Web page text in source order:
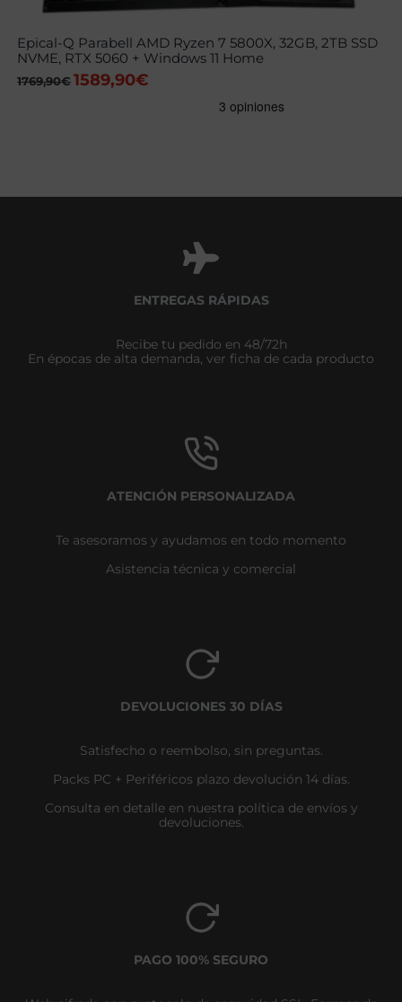
Epical-Q Parabell AMD Ryzen 7 5800X, 32GB, 2TB SSD
NVME, RTX 5060 + Windows 11 Home
1769,90€ El
1589,90€
ENTREGAS RÁPIDAS
Recibe tu pedido en 48/72h
En épocas de alta demanda, ver ficha de cada producto
ATENCIÓN PERSONALIZADA
Te asesoramos y ayudamos en todo momento
Asistencia técnica y comercial
DEVOLUCIONES 30 DÍAS
Satisfecho o reembolso, sin preguntas.
Packs PC + Periféricos plazo devolución 14 días.
Consulta en detalle en nuestra política de envíos y
devoluciones.
PAGO 100% SEGURO